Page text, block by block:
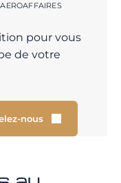
pour vous
de votre
nous